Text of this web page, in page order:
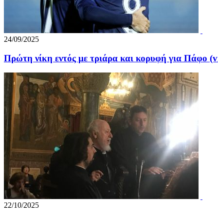
24/09/2025
Πρώτη νίκη εντός με τριάρα και κορυφή για Πάφο
22/10/2025